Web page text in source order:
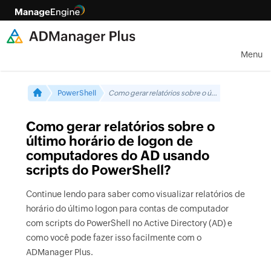
Menu
PowerShell Como gerar relatórios sobre o último horário de logon de computadores do AD usando scripts do PowerShell?
Como gerar relatórios sobre o
último horário de logon de
computadores do AD usando
scripts do PowerShell?
Continue lendo para saber como visualizar relatórios de
horário do último logon para contas de computador
com scripts do PowerShell no Active Directory (AD) e
como você pode fazer isso facilmente com o
ADManager Plus.